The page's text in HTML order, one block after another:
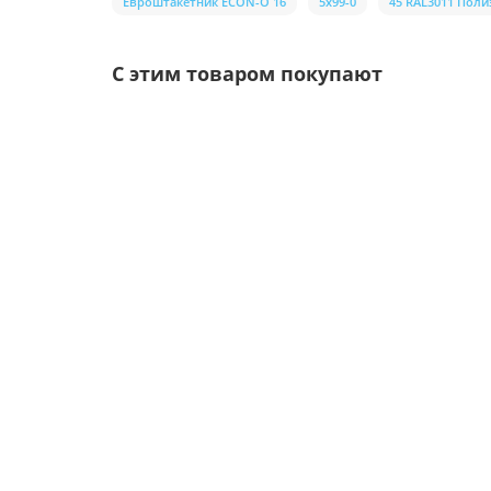
С этим товаром покупают